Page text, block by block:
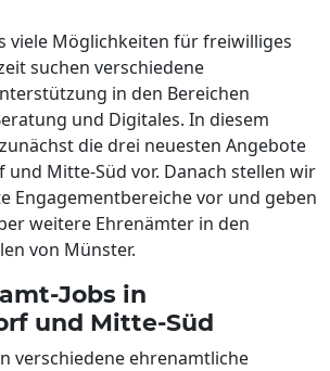
viele Möglichkeiten für freiwilliges
suchen verschiedene
in den Bereichen
und Digitales. In diesem
die drei neuesten Angebote
Mitte-Süd vor. Danach stellen wir
Engagementbereiche vor und geben
weitere Ehrenämter in den
von Münster.
Jobs in
und Mitte-Süd
verschiedene ehrenamtliche